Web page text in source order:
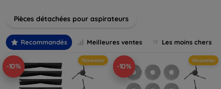
Pièces détachées pour aspirateurs
Recommandés Meilleures ventes Les moins chers
-10%
Nouveau
-10%
Nouveau